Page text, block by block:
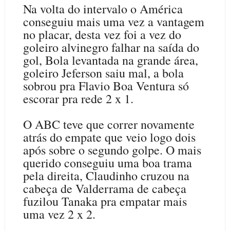
Na volta do intervalo o América
conseguiu mais uma vez a vantagem
no placar, desta vez foi a vez do
goleiro alvinegro falhar na saída do
gol, Bola levantada na grande área,
goleiro Jeferson saiu mal, a bola
sobrou pra Flavio Boa Ventura só
escorar pra rede 2 x 1.
O ABC teve que correr novamente
atrás do empate que veio logo dois
após sobre o segundo golpe. O mais
querido conseguiu uma boa trama
pela direita, Claudinho cruzou na
cabeça de Valderrama de cabeça
fuzilou Tanaka pra empatar mais
uma vez 2 x 2.